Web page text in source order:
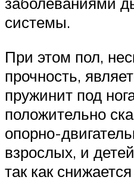
системы.
При этом пол,
прочность,
пружинит под
положительно
опорно-
взрослых, и
так как